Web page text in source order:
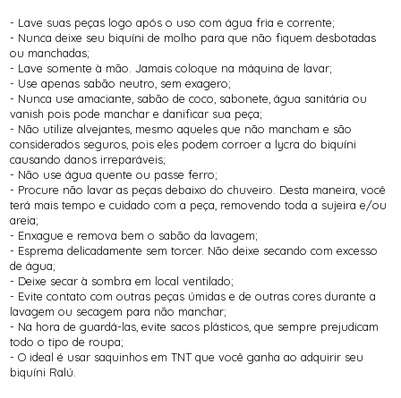
- Lave suas peças logo após o uso com água fria e corrente;
- Nunca deixe seu biquíni de molho para que não fiquem desbotadas
ou manchadas;
- Lave somente à mão. Jamais coloque na máquina de lavar;
- Use apenas sabão neutro, sem exagero;
- Nunca use amaciante, sabão de coco, sabonete, água sanitária ou
vanish pois pode manchar e danificar sua peça;
- Não utilize alvejantes, mesmo aqueles que não mancham e são
considerados seguros, pois eles podem corroer a lycra do biquíni
causando danos irreparáveis;
- Não use água quente ou passe ferro;
- Procure não lavar as peças debaixo do chuveiro. Desta maneira, você
terá mais tempo e cuidado com a peça, removendo toda a sujeira e/ou
areia;
- Enxague e remova bem o sabão da lavagem;
- Esprema delicadamente sem torcer. Não deixe secando com excesso
de água;
- Deixe secar à sombra em local ventilado;
- Evite contato com outras peças úmidas e de outras cores durante a
lavagem ou secagem para não manchar;
- Na hora de guardá-las, evite sacos plásticos, que sempre prejudicam
todo o tipo de roupa;
- O ideal é usar saquinhos em TNT que você ganha ao adquirir seu
biquíni Ralú.